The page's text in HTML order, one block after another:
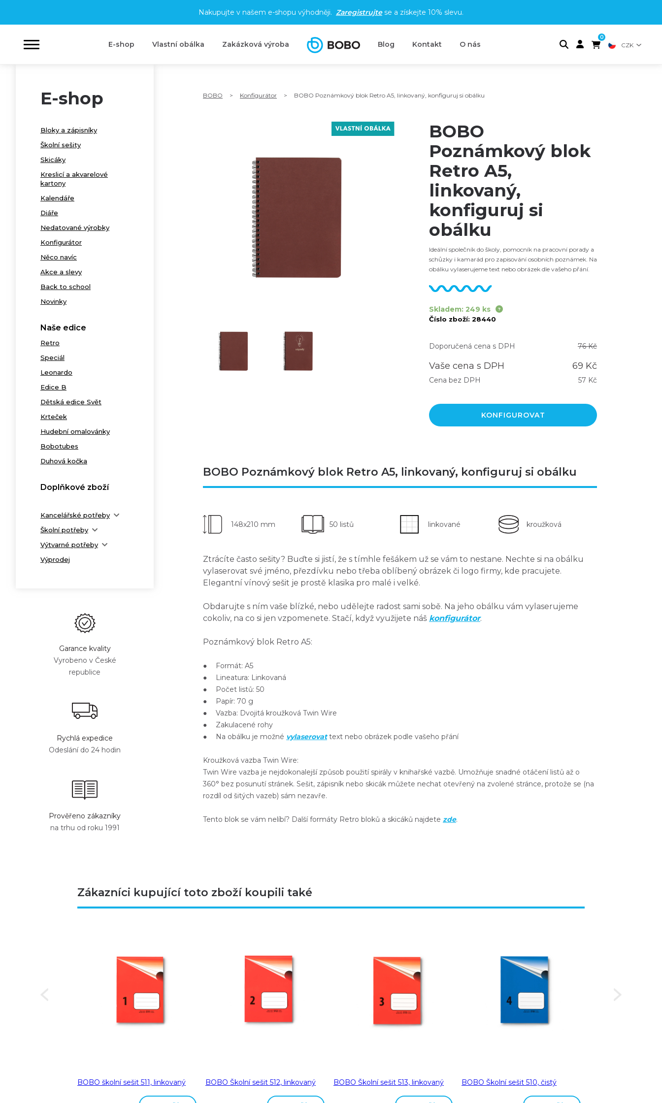
Nakupujte v našem e-shopu výhodněji. Zaregistrujtese a získejte 10% slevu.
E-shop Vlastní obálka Zakázková výroba Blog Kontakt O nás
0
CZK
E-shop
Bloky a zápisníky
Školní sešity
Skicáky
Kreslicí a akvarelové
kartony
Kalendáře
Diáře
Nedatované výrobky
Konfigurátor
Něco navíc
Akce a slevy
Back to school
Novinky
Naše edice
Retro
Speciál
Leonardo
Edice B
Dětská edice Svět
Krteček
Hudební omalovánky
Bobotubes
Duhová kočka
Doplňkové zboží
Kancelářské potřeby
Školní potřeby
Výtvarné potřeby
Výprodej
Garance kvality
Vyrobeno v České
republice
Rychlá expedice
Odeslání do 24 hodin
Prověřeno zákazníky
na trhu od roku 1991
BOBO > Konfigurátor > BOBO Poznámkový blok Retro A5, linkovaný, konfiguruj si obálku
BOBO
Poznámkový blok
Retro A5,
linkovaný,
konfiguruj si
obálku
Ideální společník do školy, pomocník na pracovní porady a
schůzky i kamarád pro zapisování osobních poznámek. Na
obálku vylaserujeme text nebo obrázek dle vašeho přání.
Skladem: 249 ks
Číslo zboží: 28440
Doporučená cena s DPH 76 Kč
Vaše cena s DPH 69 Kč
Cena bez DPH 57 Kč
KONFIGUROVAT
BOBO Poznámkový blok Retro A5, linkovaný, konfiguruj si obálku
148x210 mm 50 listů linkované kroužková
Ztrácíte často sešity? Buďte si jistí, že s tímhle fešákem už se vám to nestane. Nechte si na obálku
vylaserovat své jméno, přezdívku nebo třeba oblíbený obrázek či logo firmy, kde pracujete.
Elegantní vínový sešit je prostě klasika pro malé i velké.
Obdarujte s ním vaše blízké, nebo udělejte radost sami sobě. Na jeho obálku vám vylaserujeme
cokoliv, na co si jen vzpomenete. Stačí, když využijete náš konfigurátor.
Poznámkový blok Retro A5:
● Formát: A5
● Lineatura: Linkovaná
● Počet listů: 50
● Papír: 70 g
● Vazba: Dvojitá kroužková Twin Wire
● Zakulacené rohy
● Na obálku je možné vylaserovattext nebo obrázek podle vašeho přání
Kroužková vazba Twin Wire:
Twin Wire vazba je nejdokonalejší způsob použití spirály v knihařské vazbě. Umožňuje snadné otáčení listů až o
360° bez posunutí stránek. Sešit, zápisník nebo skicák můžete nechat otevřený na zvolené stránce, protože se (na
rozdíl od šitých vazeb) sám nezavře.
Tento blok se vám nelíbí? Další formáty Retro bloků a skicáků najdete zde.
Zákazníci kupující toto zboží koupili také
BOBO školní sešit 511, linkovaný BOBO Školní sešit 512, linkovaný BOBO Školní sešit 513, linkovaný BOBO Školní sešit 510, čistý
Next